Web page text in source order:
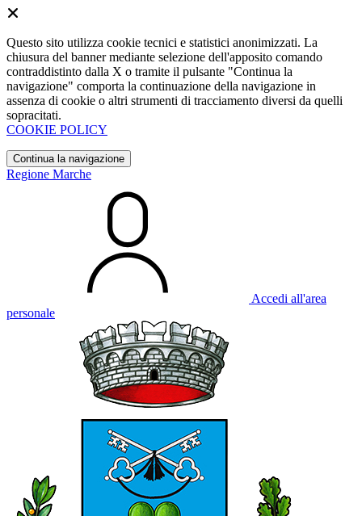
Questo sito utilizza cookie tecnici e statistici anonimizzati. La
chiusura del banner mediante selezione dell'apposito comando
contraddistinto dalla X o tramite il pulsante "Continua la
navigazione" comporta la continuazione della navigazione in
assenza di cookie o altri strumenti di tracciamento diversi da quelli
sopracitati.
COOKIE POLICY
Continua la navigazione
Regione Marche
Accedi all'area
personale